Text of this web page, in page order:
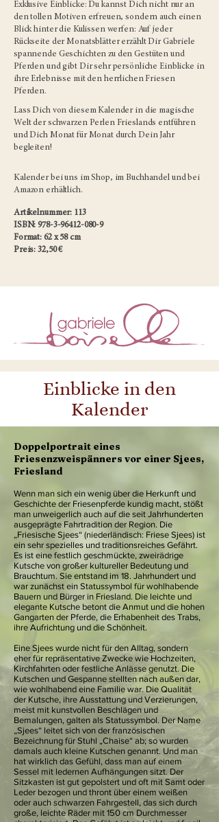
Exklusive Einblicke: Du kannst Dich nicht nur an
den tollen Motiven erfreuen, sondern auch einen
Blick hinter die Kulissen werfen: Auf jeder
Rückseite der Monatsblätter erzählt Dir Gabriele
spannende Geschichten zu den Gestüten und
Pferden und gibt Dir sehr persönliche Einblicke in
ihre Erlebnisse mit den herrlichen Friesen
Pferden.
Lass Dich von diesem Kalender in die magische
Welt der schwarzen Perlen Frieslands entführen
und Dich Monat für Monat durch Dein Jahr
begleiten!
Kalender bei uns im Shop, im Buchhandel und bei
Amazon erhältlich.
Artikelnummer: 113
ISBN: 978-3-96412-080-9
Format: 62 x 58 cm
Preis: 32,50 €
Einblicke in den
Kalender
Doppelportrait eines
Friesenzweispänners vor einer Sjees,
Friesland
Wenn man sich ein wenig über die Herkunft und
Geschichte der Friesenpferde kundig macht, stößt
man unweigerlich auch auf die seit Jahrhunderten
ausgeprägte Fahrtradition der Region. Die
„Friesische Sjees“ (niederländisch: Friese Sjees) ist
ein sehr spezielles und traditionsreiches Gefährt.
Es ist eine festlich geschmückte, zweirädrige
Kutsche von großer kultureller Bedeutung und
Brauchtum. Sie entstand im 18. Jahrhundert und
war zunächst ein Statussymbol für wohlhabende
Bauern und Bürger in Friesland. Die leichte und
elegante Kutsche betont die Anmut und die hohen
Gangarten der Pferde, die Erhabenheit des Trabs,
ihre Aufrichtung und die Schönheit.
Eine Sjees wurde nicht für den Alltag, sondern
eher für repräsentative Zwecke wie Hochzeiten,
Kirchfahrten oder festliche Anlässe genutzt. Die
Kutschen und Gespanne stellten nach außen dar,
wie wohlhabend eine Familie war. Die Qualität
der Kutsche, ihre Ausstattung und Verzierungen,
meist mit kunstvollen Beschlägen und
Bemalungen, galten als Statussymbol. Der Name
„Sjees“ leitet sich von der französischen
Bezeichnung für Stuhl „Chaise“ ab; so wurden
damals auch kleine Kutschen genannt. Und man
hat wirklich das Gefühl, dass man auf einem
Sessel mit ledernen Aufhängungen sitzt. Der
Sitzkasten ist gut gepolstert und oft mit Samt oder
Leder bezogen und thront über einem weißen
oder auch schwarzen Fahrgestell, das sich durch
große, leichte Räder mit 150 cm Durchmesser